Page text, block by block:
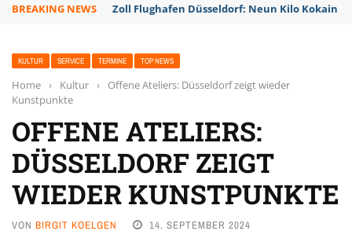
BREAKING NEWS Zoll Flughafen Düsseldorf: Neun Kilo Kokain
KULTUR SERVICE TERMINE TOP NEWS
Home › Kultur ›
Offene Ateliers: Düsseldorf zeigt wieder
Kunstpunkte
OFFENE ATELIERS:
DÜSSELDORF ZEIGT
WIEDER KUNSTPUNKTE
VON BIRGIT KOELGEN 14. SEPTEMBER 2024